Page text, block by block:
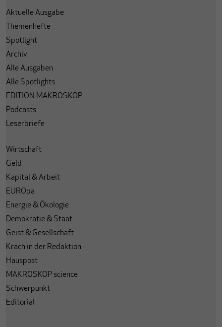
Aktuelle Ausgabe
Themenhefte
Spotlight
Archiv
Alle Ausgaben
Alle Spotlights
EDITION MAKROSKOP
Podcasts
Leserbriefe
Wirtschaft
Geld
Kapital & Arbeit
EUROpa
Energie & Ökologie
Demokratie & Staat
Geist & Gesellschaft
Krach in der Redaktion
Hauspost
MAKROSKOP science
Schwerpunkt
Editorial